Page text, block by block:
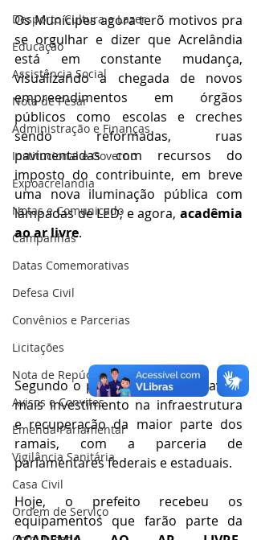
Desporto Cultura e Lazer
Educação
Assistência Social
Nota de Pesar
Administração e Finanças
Institucional e Governo
Expoacrelandia
Notas e Comunicado
Campanhas
Datas Comemorativas
Defesa Civil
Convênios e Parcerias
Licitações
Nota de Repúdio
Avisos e Convites
Emenda Parlamentar
Vigilância Sanitária
Casa Civil
Ordem de Serviço
Os Munícipes agora terõ motivos pra
se orgulhar e dizer que Acrelândia
está em constante mudança,
visualizando a chegada de novos
empreendimentos em órgãos
públicos como escolas e creches
sendo reformadas, ruas
pavimentadas com recursos do
imposto do contribuinte, em breve
uma nova iluminação pública com
lâmpadas de LED; e agora, acadêmia
ao ar livre.
Segundo o prefeito, em 2022 haverá
mais investimento na infraestrutura
e recuperação da maior parte dos
ramais, com a parceria de
parlamentares federais e estaduais.
Hoje, o prefeito recebeu os